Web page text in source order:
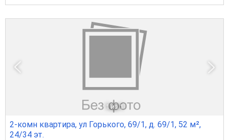
1 из 1
2-комн квартира, ул Горького, 69/1, д. 69/1, 52 м²,
24/34 эт.